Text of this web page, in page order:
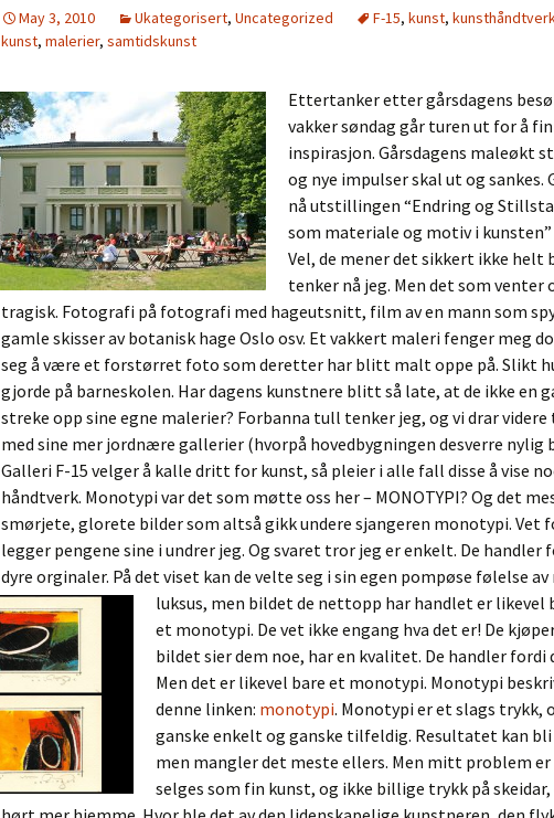
May 3, 2010 Ukategorisert, Uncategorized F-15, kunst,
kunst, malerier, samtidskunst
Ettertanker etter gårsdagens
vakker søndag går turen ut for å
inspirasjon. Gårsdagens maleøkt
og nye impulser skal ut og sankes.
nå utstillingen “Endring og
som materiale og motiv i
Vel, de mener det sikkert ikke helt
tenker nå jeg. Men det som venter
tragisk. Fotografi på fotografi med hageutsnitt, film av en mann som
gamle skisser av botanisk hage Oslo osv. Et vakkert maleri fenger meg
seg å være et forstørret foto som deretter har blitt malt oppe på. Slikt
gjorde på barneskolen. Har dagens kunstnere blitt så late, at de ikke en
streke opp sine egne malerier? Forbanna tull tenker jeg, og vi drar
med sine mer jordnære gallerier (hvorpå hovedbygningen desverre nylig
Galleri F-15 velger å kalle dritt for kunst, så pleier i alle fall disse å vise
håndtverk. Monotypi var det som møtte oss her – MONOTYPI? Og det
smørjete, glorete bilder som altså gikk undere sjangeren monotypi. Vet
legger pengene sine i undrer jeg. Og svaret tror jeg er enkelt. De handler
dyre orginaler. På det viset kan de velte seg i sin egen pompøse følelse
luksus, men bildet de nettopp har handlet er likevel
et monotypi. De vet ikke engang hva det er! De
bildet sier dem noe, har en kvalitet. De handler fordi
Men det er likevel bare et monotypi. Monotypi
denne linken: monotypi. Monotypi er et slags trykk,
ganske enkelt og ganske tilfeldig. Resultatet kan
men mangler det meste ellers. Men mitt problem
selges som fin kunst, og ikke billige trykk på skeidar,